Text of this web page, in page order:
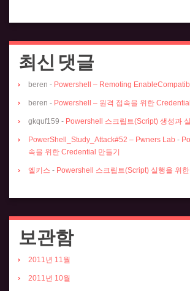
최신 댓글
beren - Powershell – Remoting
beren - Powershell – 원격 접속을 위한
gkquf159 - Powershell 스크립트(Script) 생성과
PowerShell_Study_Attack#52 – Pwners Lab -
속을 위한 Credential 만들기
엘키스 - Powershell 스크립트(Script) 실행을 위한
보관함
2011년 11월
2011년 10월